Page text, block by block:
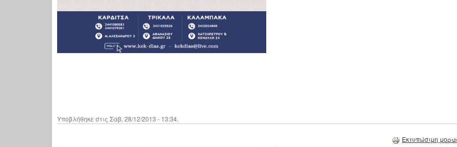
Υποβλήθηκε στις Σάβ, 28/12/2013 - 13:34.
Εκτυπώσιμη